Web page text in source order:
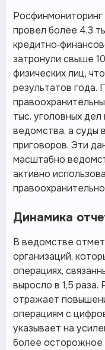
провел более 4,3
затронули свыше
физических лиц,
результатов года.
тыс. уголовных
ведомства, а суды
приговоров. Эти
масштабно
активно
Динамика
В ведомстве
организаций,
операциях,
выросло в 1,5
отражает
операциям с
указывает на
более